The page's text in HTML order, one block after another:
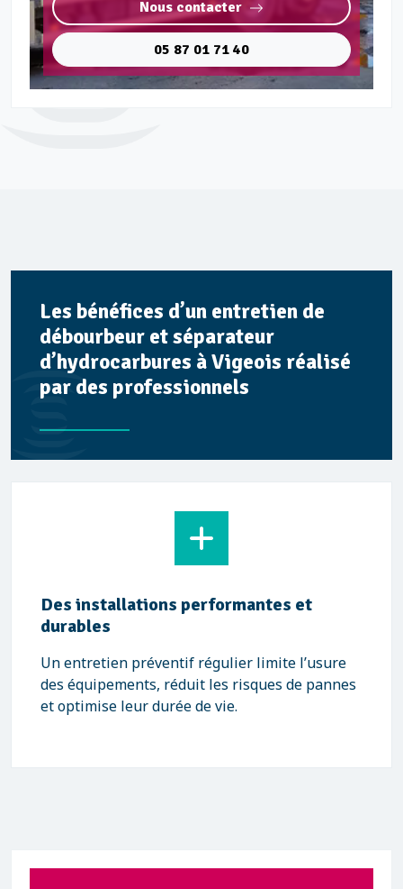
Nous contacter
05 87 01 71 40
Les bénéfices d’un entretien de
débourbeur et séparateur
d’hydrocarbures à Vigeois réalisé
par des professionnels
Des installations performantes et
durables
Un entretien préventif régulier limite l’usure
des équipements, réduit les risques de pannes
et optimise leur durée de vie.